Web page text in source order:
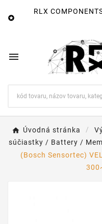

RLX

Úvodná stránka
súčiastky / Battery /
(Bosch Sensortec)